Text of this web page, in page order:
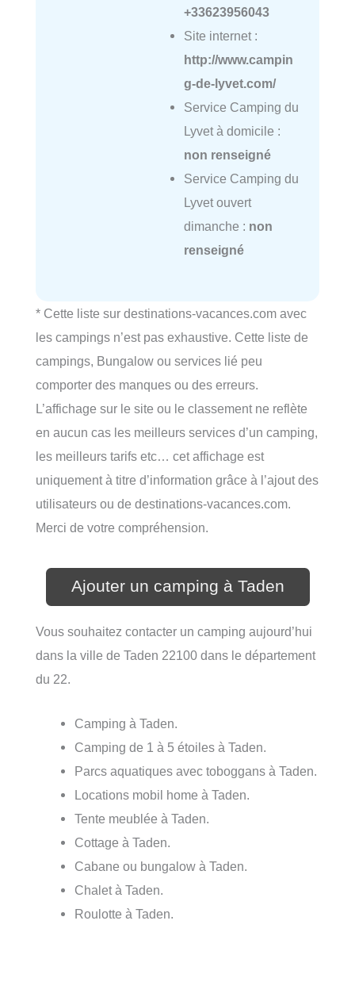
+33623956043
Site internet :
http://www.campin
g-de-lyvet.com/
Service Camping du
Lyvet à domicile :
non renseigné
Service Camping du
Lyvet ouvert
dimanche : non
renseigné
* Cette liste sur destinations-vacances.com avec
les campings n’est pas exhaustive. Cette liste de
campings, Bungalow ou services lié peu
comporter des manques ou des erreurs.
L’affichage sur le site ou le classement ne reflète
en aucun cas les meilleurs services d’un camping,
les meilleurs tarifs etc… cet affichage est
uniquement à titre d’information grâce à l’ajout des
utilisateurs ou de destinations-vacances.com.
Merci de votre compréhension.
Ajouter un camping à Taden
Vous souhaitez contacter un camping aujourd’hui
dans la ville de Taden 22100 dans le département
du 22.
Camping à Taden.
Camping de 1 à 5 étoiles à Taden.
Parcs aquatiques avec toboggans à Taden.
Locations mobil home à Taden.
Tente meublée à Taden.
Cottage à Taden.
Cabane ou bungalow à Taden.
Chalet à Taden.
Roulotte à Taden.